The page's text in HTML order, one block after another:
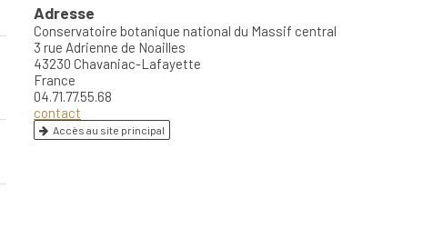
Adresse
Conservatoire botanique national du Massif central
3 rue Adrienne de Noailles
43230 Chavaniac-Lafayette
France
04.71.77.55.68
contact
Accès au site principal